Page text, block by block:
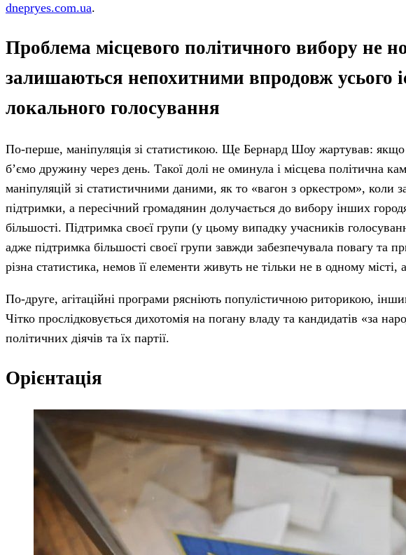
dnepryes.com.ua.
Проблема місцевого політичного вибору не
залишаються непохитними впродовж усього
локального голосування
По-перше, маніпуляція зі статистикою. Ще Бернард Шоу жартував:
б’ємо дружину через день. Такої долі не оминула і місцева політична
маніпуляцій зі статистичними даними, як то «вагон з оркестром», коли
підтримки, а пересічний громадянин долучається до вибору інших
більшості. Підтримка своєї групи (у цьому випадку учасників
адже підтримка більшості своєї групи завжди забезпечувала повагу та
різна статистика, немов її елементи живуть не тільки не в одному місті,
По-друге, агітаційні програми рясніють популістичною риторикою,
Чітко прослідковується дихотомія на погану владу та кандидатів «за
політичних діячів та їх партії.
Орієнтація